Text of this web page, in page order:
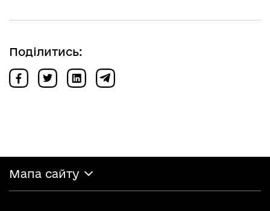
Поділитись:
Мапа сайту